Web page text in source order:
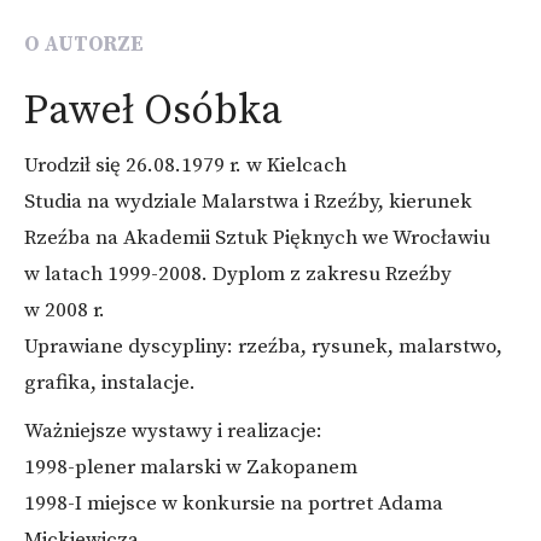
O AUTORZE
Paweł Osóbka
Urodził się 26.08.1979 r. w Kielcach
Studia na wydziale Malarstwa i Rzeźby, kierunek
Rzeźba na Akademii Sztuk Pięknych we Wrocławiu
w latach 1999-2008. Dyplom z zakresu Rzeźby
w 2008 r.
Uprawiane dyscypliny: rzeźba, rysunek, malarstwo,
grafika, instalacje.
Ważniejsze wystawy i realizacje:
1998-plener malarski w Zakopanem
1998-I miejsce w konkursie na portret Adama